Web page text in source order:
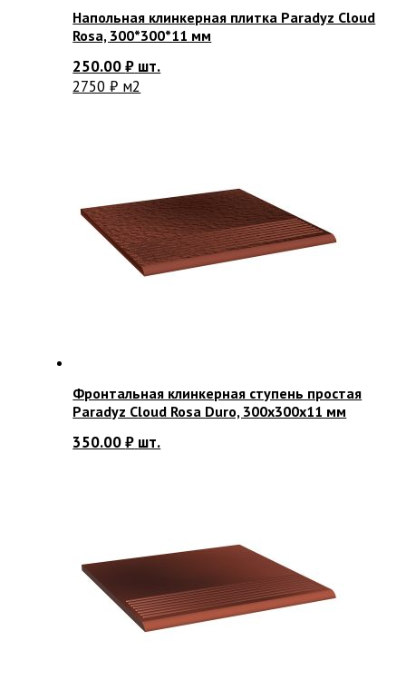
Напольная клинкерная плитка Paradyz Cloud
Rosa, 300*300*11 мм
250.00₽ шт.
2750 ₽ м2
Фронтальная клинкерная ступень простая
Paradyz Cloud Rosa Duro, 300х300х11 мм
350.00₽ шт.